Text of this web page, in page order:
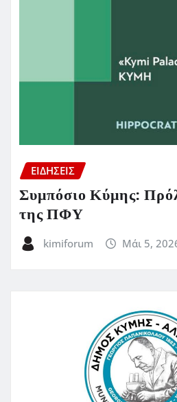
ΕΙΔΗΣΕΙΣ
Συμπόσιο Κύμης:
της ΠΦΥ
kimiforum Μάι 5,